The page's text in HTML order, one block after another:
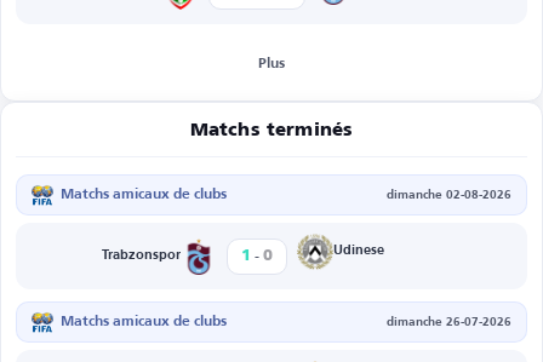
Plus
Matchs terminés
Matchs amicaux de clubs dimanche 02-08-2026
Trabzonspor 1 - 0 Udinese
Matchs amicaux de clubs dimanche 26-07-2026